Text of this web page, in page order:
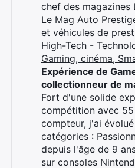
chef des magazines
Le Mag Auto
et véhicules de
High-Tech -
Gaming, cinéma,
Expérience de
collectionneur de
Fort d'une solide
compétition avec 55
compteur, j'ai
catégories :
depuis l'âge de 9
sur consoles